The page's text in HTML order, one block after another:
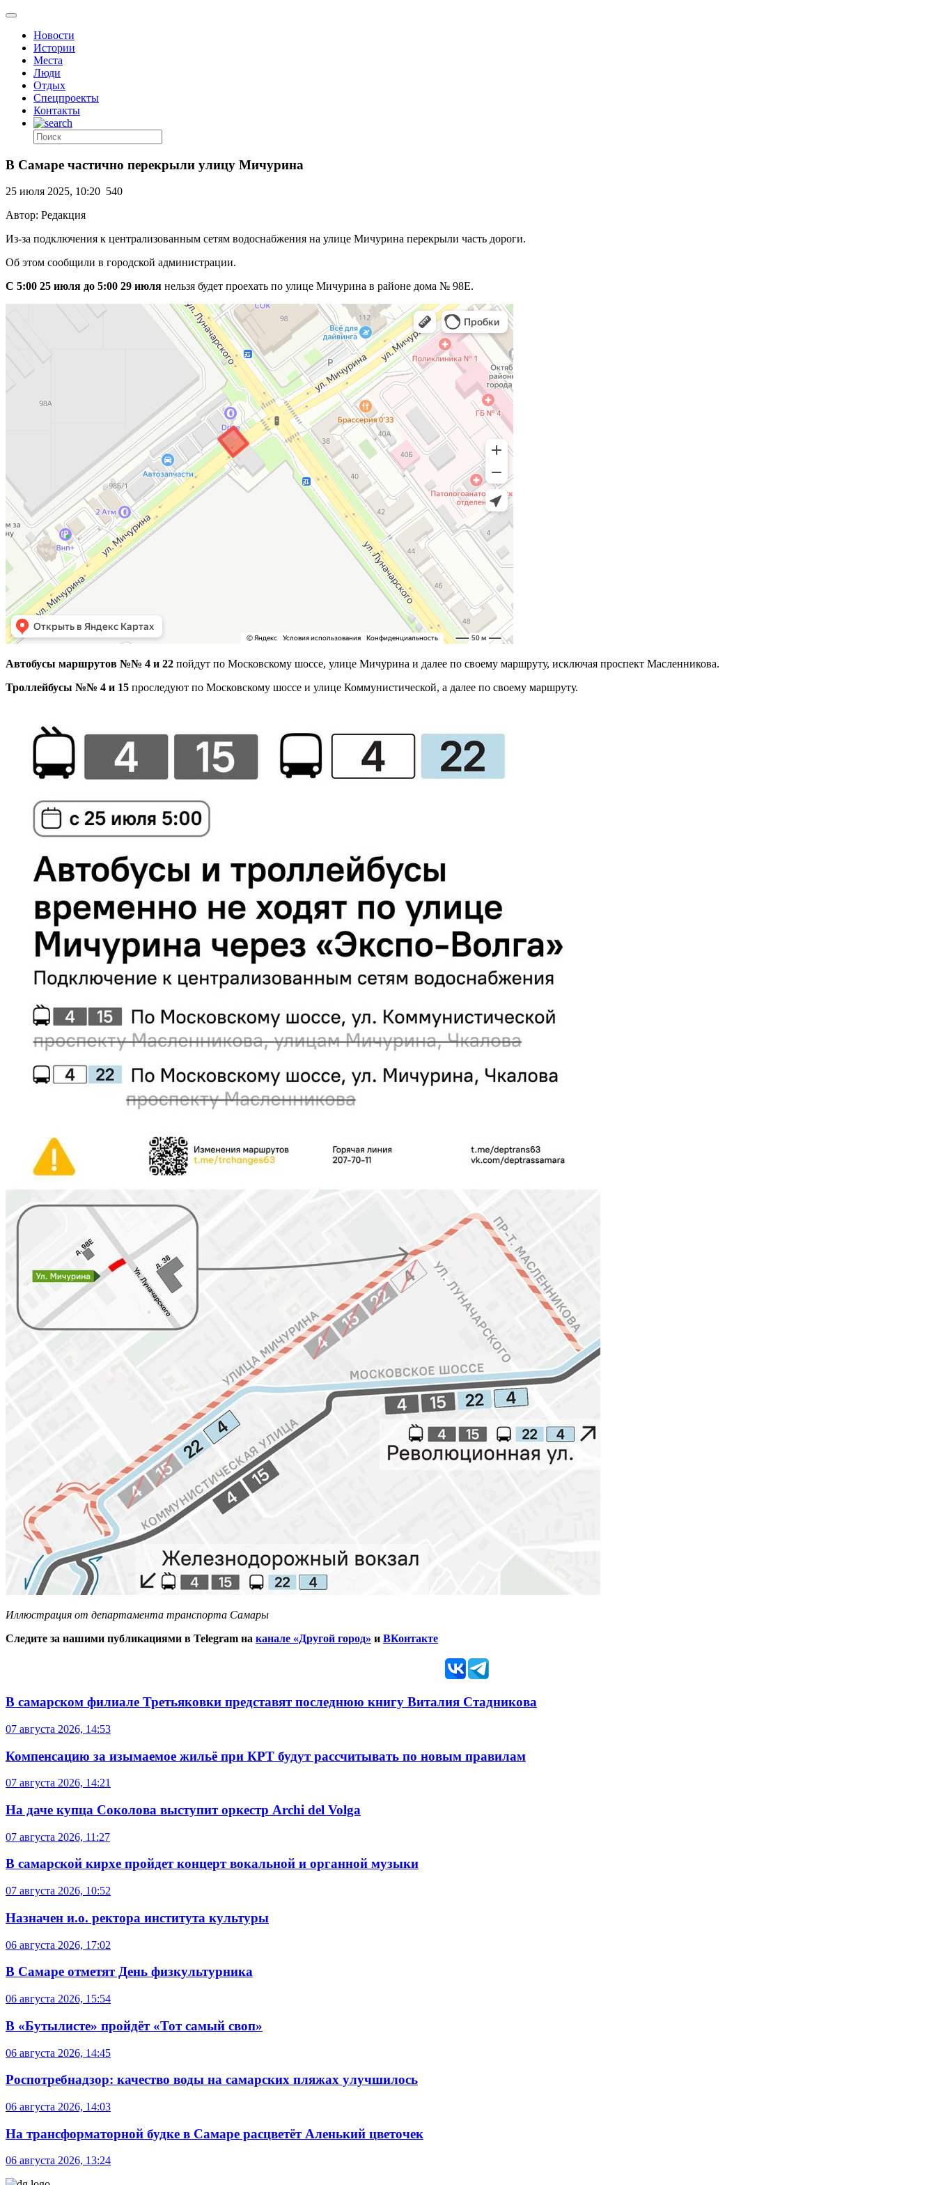
Новости
Истории
Места
Люди
Отдых
Спецпроекты
Контакты
В Самаре частично перекрыли улицу Мичурина
25 июля 2025, 10:20 540
Автор: Редакция
Из-за подключения к централизованным сетям водоснабжения на улице Мичурина перекрыли часть дороги.
Об этом сообщили в городской администрации.
С 5:00 25 июля до 5:00 29 июля нельзя будет проехать по улице Мичурина в районе дома № 98Е.
Автобусы маршрутов №№ 4 и 22 пойдут по Московскому шоссе, улице Мичурина и далее по своему маршруту, исключая проспект Масленникова.
Троллейбусы №№ 4 и 15 проследуют по Московскому шоссе и улице Коммунистической, а далее по своему маршруту.
Иллюстрация от департамента транспорта Самары
Следите за нашими публикациями в Telegram на канале «Другой город» и ВКонтакте
В самарском филиале Третьяковки представят последнюю книгу Виталия Стадникова
07 августа 2026, 14:53
Компенсацию за изымаемое жильё при КРТ будут рассчитывать по новым правилам
07 августа 2026, 14:21
На даче купца Соколова выступит оркестр Archi del Volga
07 августа 2026, 11:27
В самарской кирхе пройдет концерт вокальной и органной музыки
07 августа 2026, 10:52
Назначен и.о. ректора института культуры
06 августа 2026, 17:02
В Самаре отметят День физкультурника
06 августа 2026, 15:54
В «Бутылисте» пройдёт «Тот самый своп»
06 августа 2026, 14:45
Роспотребнадзор: качество воды на самарских пляжах улучшилось
06 августа 2026, 14:03
На трансформаторной будке в Самаре расцветёт Аленький цветочек
06 августа 2026, 13:24